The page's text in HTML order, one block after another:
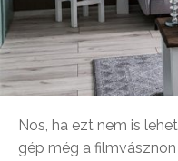
Nos, ha ezt nem is
gép még a